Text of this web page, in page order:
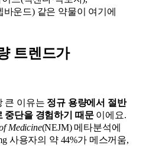
운드) 같은 약물이 여기에
트렌드가
큰 이유는 정규 용량에서 절반
중단을 경험하기 때문이에요.
Medicine(NEJM) 메타분석에
사용자의 약 44%가 메스꺼움,